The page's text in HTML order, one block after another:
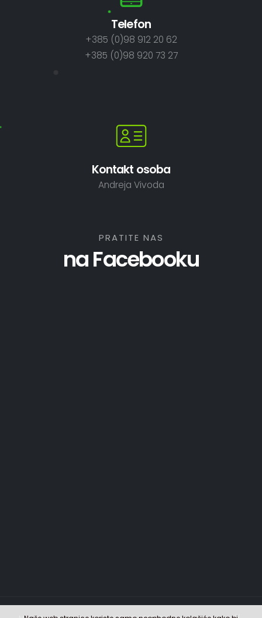
Telefon
+385 (0)98 912 20 62
+385 (0)98 920 73 27
Kontakt osoba
Andreja Vivoda
PRATITE NAS
na Facebooku